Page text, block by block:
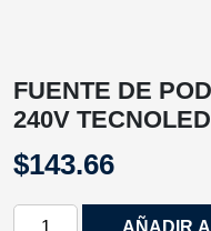
FUENTE DE
240V
$143.66
FUENTE
AÑADIR